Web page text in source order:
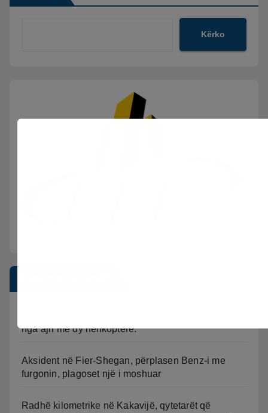
Kërko
nga ajri me dy helikopterë.
Aksident në Fier-Shegan, përplasen Benz-i me
furgonin, plagoset një i moshuar
Radhë kilometrike në Kakavijë, qytetarët që